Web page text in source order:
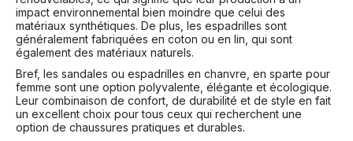
impact environnemental bien moindre que celui des
matériaux synthétiques. De plus, les espadrilles sont
généralement fabriquées en coton ou en lin, qui sont
également des matériaux naturels.
Bref, les sandales ou espadrilles en chanvre, en sparte pour
femme sont une option polyvalente, élégante et écologique.
Leur combinaison de confort, de durabilité et de style en fait
un excellent choix pour tous ceux qui recherchent une
option de chaussures pratiques et durables.